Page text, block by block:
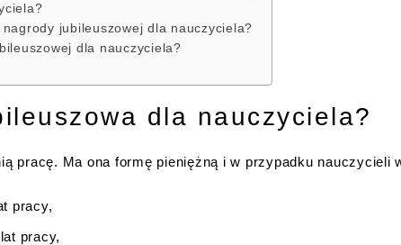
nagrody jubileuszowej dla nauczyciela?
dla nauczyciela?
dla nauczyciela?
pracę. Ma ona formę pieniężną i w przypadku nauczycieli
pracy,
pracy,